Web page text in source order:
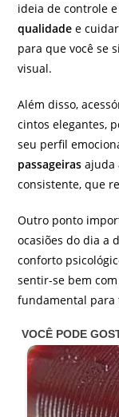
ideia de controle
qualidade e
para que você se
visual.
Além disso,
cintos elegantes,
seu perfil
passageiras ajuda
consistente, que
Outro ponto
ocasiões do dia a
conforto
sentir-se bem
fundamental para